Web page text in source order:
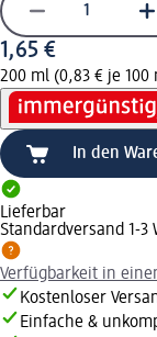
1,65 €
200 ml (0,83 € je 100
In den
Lieferbar
Standardversand 1-3
Verfügbarkeit in
Kostenloser
Einfache &